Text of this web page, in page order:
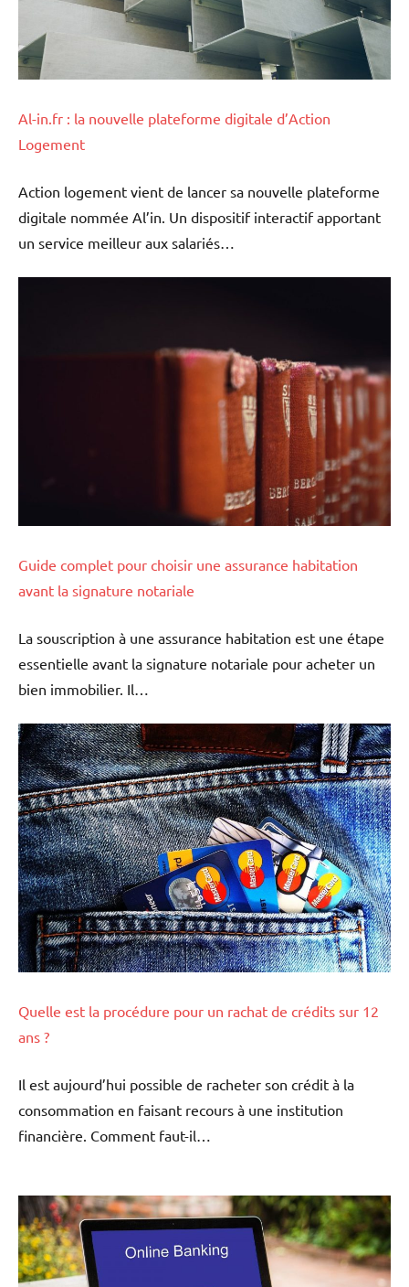
Al-in.fr : la nouvelle plateforme digitale d’Action
Logement
Action logement vient de lancer sa nouvelle plateforme
digitale nommée Al’in. Un dispositif interactif apportant
un service meilleur aux salariés…
Guide complet pour choisir une assurance habitation
avant la signature notariale
La souscription à une assurance habitation est une étape
essentielle avant la signature notariale pour acheter un
bien immobilier. Il…
Quelle est la procédure pour un rachat de crédits sur 12
ans ?
Il est aujourd’hui possible de racheter son crédit à la
consommation en faisant recours à une institution
financière. Comment faut-il…